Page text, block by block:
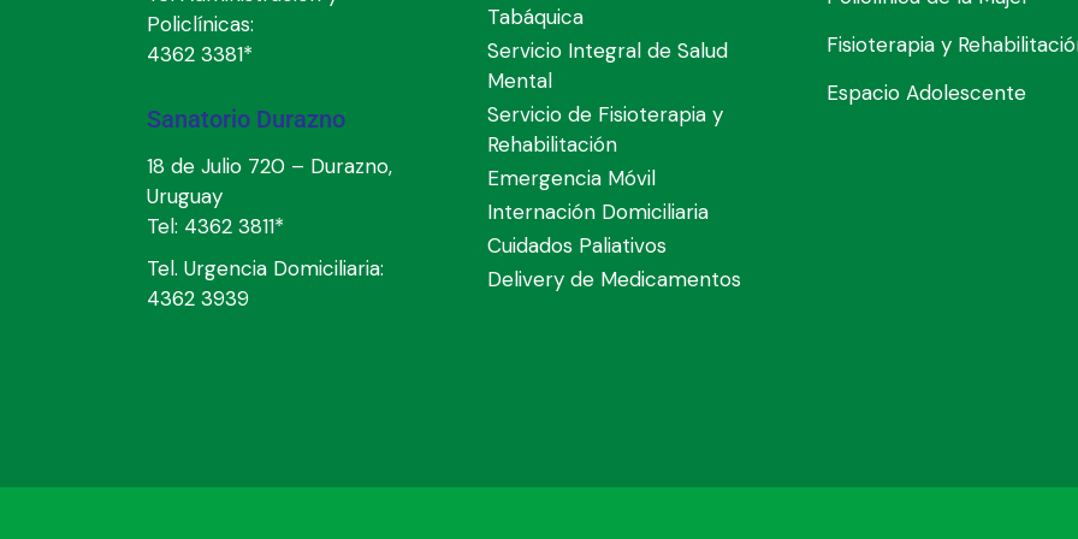
Policlínicas:
4362 3381*
Sanatorio Durazno
18 de Julio 720 – Durazno,
Uruguay
Tel: 4362 3811*
Tel. Urgencia Domiciliaria:
4362 3939
Tabáquica
Servicio Integral de Salud
Mental
Servicio de Fisioterapia y
Rehabilitación
Emergencia Móvil
Internación Domiciliaria
Cuidados Paliativos
Delivery de Medicamentos
Fisioterapia y
Espacio Adolescente